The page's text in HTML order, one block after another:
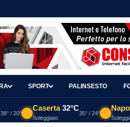
SPORT PALINSESTO
38° / 20°
Caserta 32°C
Soleggiato
35° / 24°